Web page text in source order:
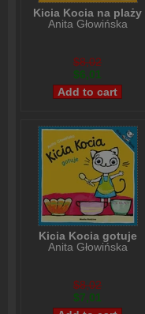
Kicia Kocia na plaży
Anita Głowińska
$8,02
$6,01
Kicia Kocia gotuje
Anita Głowińska
$8,02
$7,01